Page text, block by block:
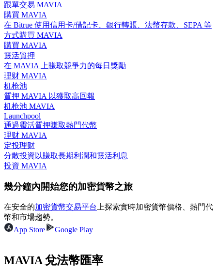
合約指南
合約功能使用指南
交易策略
學習如何保持盈利
跟單交易 MAVIA
購買 MAVIA
在 Bitrue 使用信用卡/借記卡、銀行轉賬、法幣存款、SEPA 等
方式購買 MAVIA
購買 MAVIA
靈活質押
在 MAVIA 上賺取競爭力的每日獎勵
理财 MAVIA
机枪池
質押 MAVIA 以獲取高回報
机枪池 MAVIA
Launchpool
通過靈活質押賺取熱門代幣
理财 MAVIA
定投理财
分散投資以賺取長期利潤和靈活利息
投資 MAVIA
幾分鐘內開始您的加密貨幣之旅
在安全的加密貨幣交易平台 上探索實時加密貨幣價格、熱門代
幣和市場趨勢。
App Store
Google Play
MAVIA 兌法幣匯率